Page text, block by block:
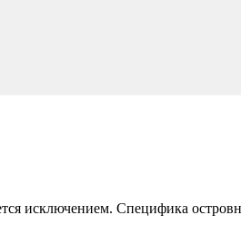
исключением. Специфика